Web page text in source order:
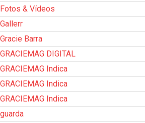
Fotos & Vídeos
Gallerr
Gracie Barra
GRACIEMAG DIGITAL
GRACIEMAG Indica
GRACIEMAG Indica
GRACIEMAG Indica
guarda